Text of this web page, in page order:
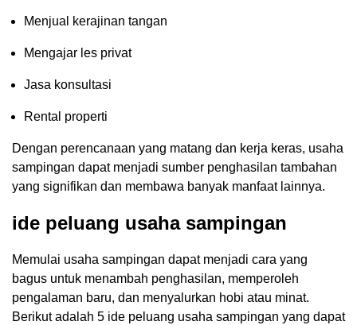
Menjual kerajinan tangan
Mengajar les privat
Jasa konsultasi
Rental properti
Dengan perencanaan yang matang dan kerja keras, usaha
sampingan dapat menjadi sumber penghasilan tambahan
yang signifikan dan membawa banyak manfaat lainnya.
ide peluang usaha sampingan
Memulai usaha sampingan dapat menjadi cara yang
bagus untuk menambah penghasilan, memperoleh
pengalaman baru, dan menyalurkan hobi atau minat.
Berikut adalah 5 ide peluang usaha sampingan yang dapat